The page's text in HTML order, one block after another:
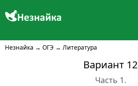
Незнайка → ОГЭ → Литература
Вариант 12
Часть 1.